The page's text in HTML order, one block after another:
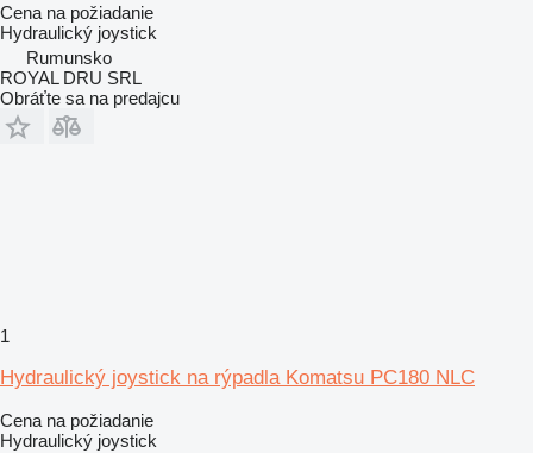
Cena na požiadanie
Hydraulický joystick
Rumunsko
ROYAL DRU SRL
Obráťte sa na predajcu
1
Hydraulický joystick na rýpadla Komatsu PC180 NLC
Cena na požiadanie
Hydraulický joystick